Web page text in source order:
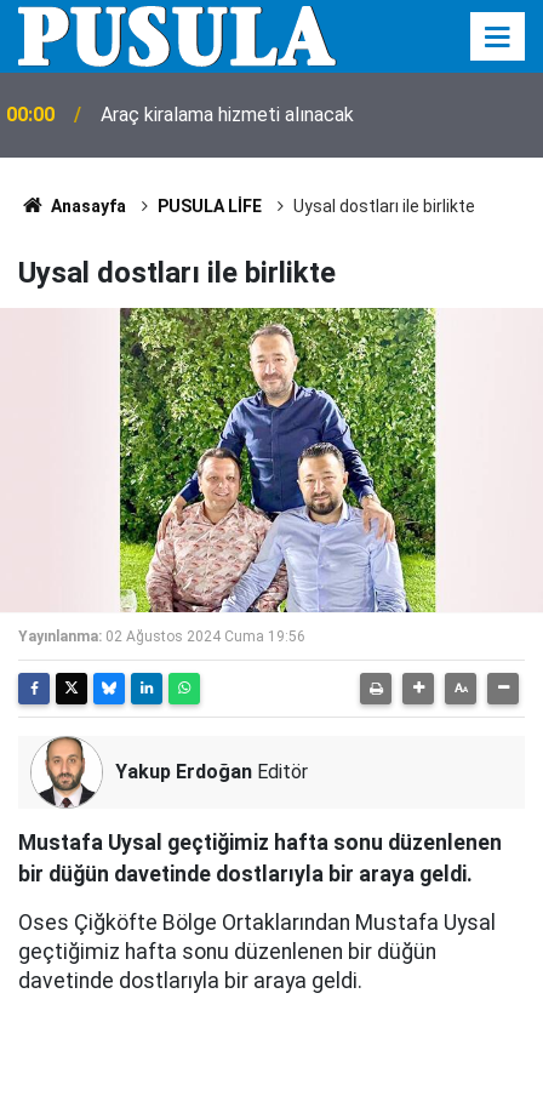
00:00 Araç kiralama hizmeti alınacak
Anasayfa PUSULA LİFE Uysal dostları ile birlikte
Uysal dostları ile birlikte
Yayınlanma: 02 Ağustos 2024 Cuma 19:56
Yakup Erdoğan Editör
Mustafa Uysal geçtiğimiz hafta sonu düzenlenen
bir düğün davetinde dostlarıyla bir araya geldi.
Oses Çiğköfte Bölge Ortaklarından Mustafa Uysal
geçtiğimiz hafta sonu düzenlenen bir düğün
davetinde dostlarıyla bir araya geldi.